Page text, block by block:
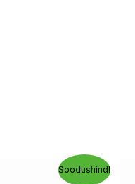
Soodushind!
Praegune
hind